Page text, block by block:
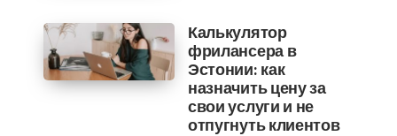
Калькулятор
фрилансера в
Эстонии: как
назначить цену за
свои услуги и не
отпугнуть клиентов